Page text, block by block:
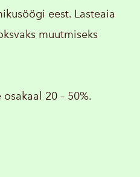
eest. Lasteaia
muutmiseks
20 – 50%.